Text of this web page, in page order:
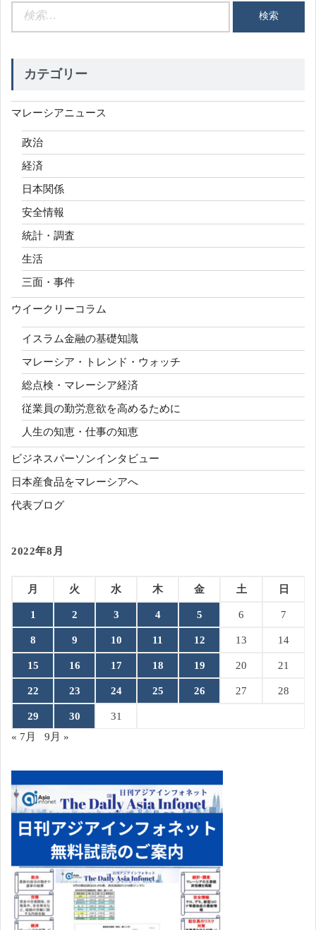
カテゴリー
マレーシアニュース
政治
経済
日本関係
安全情報
統計・調査
生活
三面・事件
ウイークリーコラム
イスラム金融の基礎知識
マレーシア・トレンド・ウォッチ
総点検・マレーシア経済
従業員の勤労意欲を高めるために
人生の知恵・仕事の知恵
ビジネスパーソンインタビュー
日本産食品をマレーシアへ
代表ブログ
2022年8月
月 火 水 木 金 土 日
1 2 3 4 5 6 7
8 9 10 11 12 13 14
15 16 17 18 19 20 21
22 23 24 25 26 27 28
29 30
31
« 7月
9月 »